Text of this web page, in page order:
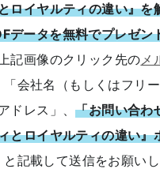
ロイヤルティの違い』を
データを無料でプレゼン
記画像のクリック先のメ
「会社名（もしくはフリ
ドレス」、「お問い合わ
とロイヤルティの違い』
と記載して送信をお願いし